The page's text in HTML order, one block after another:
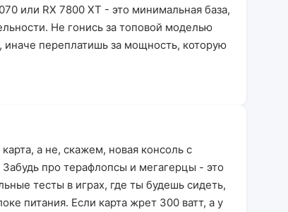
или RX 7800 XT - это минимальная база,
Не гонись за топовой моделью
иначе переплатишь за мощность, которую
а не, скажем, новая консоль с
про терафлопсы и мегагерцы - это
тесты в играх, где ты будешь сидеть,
питания. Если карта жрет 300 ватт, а у